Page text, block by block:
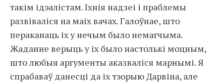
такім ідэалістам. Іхнія надзеі і праблемы
развіваліся на маіх вачах. Галоўнае, што
пераканаць іх у нечым было немагчыма.
Жаданне верыць у іх было настолькі моцным,
што любыя аргументы аказваліся марнымі. Я
спрабаваў данесці да іх тэорыю Дарвіна, але